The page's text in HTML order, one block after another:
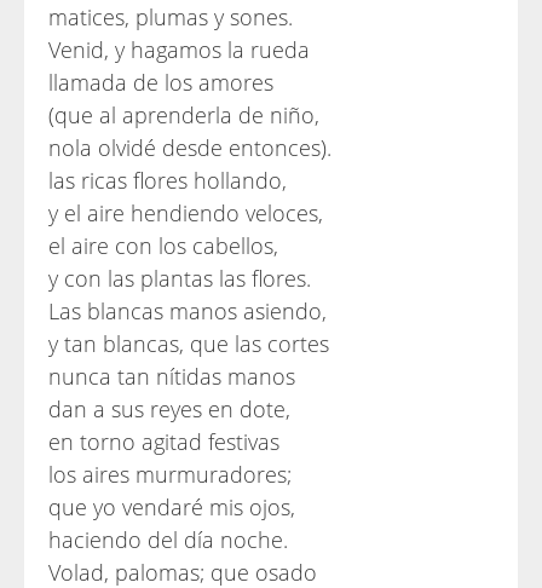
matices, plumas y sones.
Venid, y hagamos la rueda
llamada de los amores
(que al aprenderla de niño,
nola olvidé desde entonces).
las ricas flores hollando,
y el aire hendiendo veloces,
el aire con los cabellos,
y con las plantas las flores.
Las blancas manos asiendo,
y tan blancas, que las cortes
nunca tan nítidas manos
dan a sus reyes en dote,
en torno agitad festivas
los aires murmuradores;
que yo vendaré mis ojos,
haciendo del día noche.
Volad, palomas; que osado